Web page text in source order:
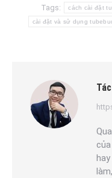
Tags: cách cài đặt
cài đặt và sử dụng